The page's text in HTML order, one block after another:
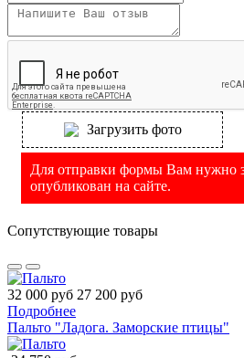
Загрузить фото
Для отправки формы Вам нужно
опубликован на сайте.
Сопутствующие товары
32 000 руб 27 200 руб
Подробнее
Пальто "Ладога. Заморские птицы"